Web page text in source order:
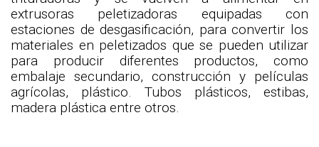
extrusoras peletizadoras equipadas con
estaciones de desgasificación, para convertir los
materiales en peletizados que se pueden utilizar
para producir diferentes productos, como
embalaje secundario, construcción y películas
agrícolas, plástico. Tubos plásticos, estibas,
madera plástica entre otros.